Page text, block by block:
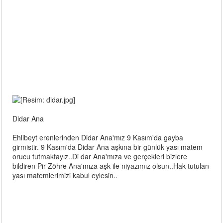
Didar Ana
Ehlibeyt erenlerinden Didar Ana'mız 9 Kasım'da gayba
girmistir. 9 Kasım'da Didar Ana aşkına bir günlük yası matem
orucu tutmaktayız..Di dar Ana'mıza ve gerçekleri bizlere
bildiren Pir Zöhre Ana'mıza aşk ile niyazımız olsun..Hak tutulan
yası matemlerimizi kabul eylesin..